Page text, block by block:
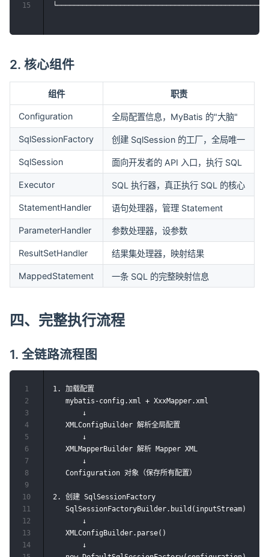
15
2. 核心组件
组件 职责
Configuration 全局配置信息，MyBatis 的"大脑"
SqlSessionFactory 创建 SqlSession 的工厂，全局唯一
SqlSession 面向开发者的 API 入口，执行 SQL
Executor SQL 执行器，真正执行 SQL 的核心
StatementHandler 语句处理器，管理 Statement
ParameterHandler 参数处理器，设参数
ResultSetHandler 结果集处理器，映射结果
MappedStatement 一条 SQL 的完整映射信息
四、完整执行流程
1. 全链路流程图
1. 加载配置
   mybatis-config.xml + XxxMapper.xml
       ↓
   XMLConfigBuilder 解析全局配置
       ↓
   XMLMapperBuilder 解析 Mapper XML
       ↓
   Configuration 对象（保存所有配置）
2. 创建 SqlSessionFactory
   SqlSessionFactoryBuilder.build(inputStream)
       ↓
   XMLConfigBuilder.parse()
       ↓
1
2
3
4
5
6
7
8
9
10
11
12
13
14